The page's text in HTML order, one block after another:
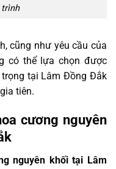
cũng như yêu cầu của
có thể lựa chọn được
tại Lâm Đồng Đắk
tiên.
cương nguyên
nguyên khối tại Lâm